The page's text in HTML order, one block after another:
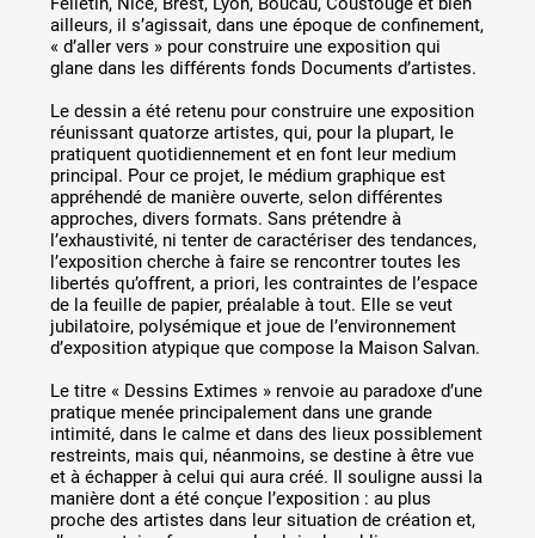
ailleurs, il s’agissait, dans une époque de confinement,
« d’aller vers » pour construire une exposition qui
glane dans les différents fonds Documents d’artistes.
Le dessin a été retenu pour construire une exposition
réunissant quatorze artistes, qui, pour la plupart, le
pratiquent quotidiennement et en font leur medium
principal. Pour ce projet, le médium graphique est
appréhendé de manière ouverte, selon différentes
approches, divers formats. Sans prétendre à
l’exhaustivité, ni tenter de caractériser des tendances,
l’exposition cherche à faire se rencontrer toutes les
libertés qu’offrent, a priori, les contraintes de l’espace
de la feuille de papier, préalable à tout. Elle se veut
jubilatoire, polysémique et joue de l’environnement
d’exposition atypique que compose la Maison Salvan.
Le titre « Dessins Extimes » renvoie au paradoxe d’une
pratique menée principalement dans une grande
intimité, dans le calme et dans des lieux possiblement
restreints, mais qui, néanmoins, se destine à être vue
et à échapper à celui qui aura créé. Il souligne aussi la
manière dont a été conçue l’exposition : au plus
proche des artistes dans leur situation de création et,